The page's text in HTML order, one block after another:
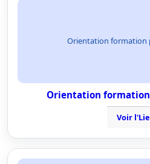
Orientation formation
Orientation
Voir